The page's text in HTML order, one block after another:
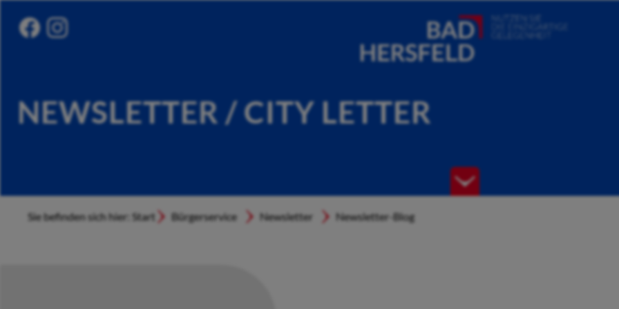
NEWSLETTER / CITY LETTER
Sie befinden sich hier: Start Bürgerservice Newsletter Newsletter-Blog